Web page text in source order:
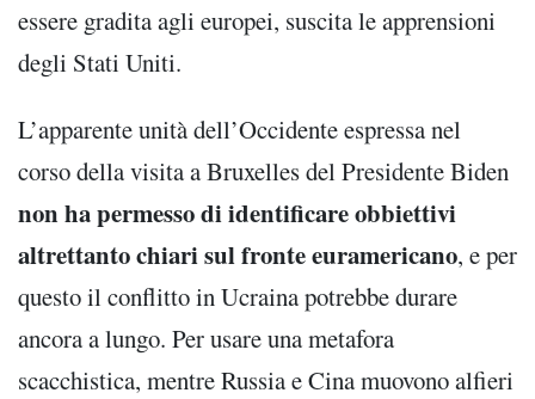
essere gradita agli europei, suscita le apprensioni
degli Stati Uniti.
L’apparente unità dell’Occidente espressa nel
corso della visita a Bruxelles del Presidente Biden
non ha permesso di identificare obbiettivi
altrettanto chiari sul fronte euramericano, e per
questo il conflitto in Ucraina potrebbe durare
ancora a lungo. Per usare una metafora
scacchistica, mentre Russia e Cina muovono alfieri